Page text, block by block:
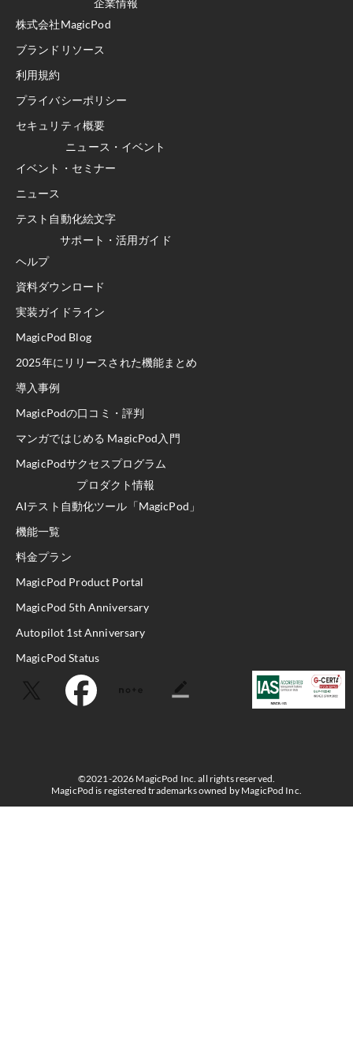
企業情報
株式会社MagicPod
ブランドリソース
利用規約
プライバシーポリシー
セキュリティ概要
ニュース・イベント
イベント・セミナー
ニュース
テスト自動化絵文字
サポート・活用ガイド
ヘルプ
資料ダウンロード
実装ガイドライン
MagicPod Blog
2025年にリリースされた機能まとめ
導入事例
MagicPodの口コミ・評判
マンガではじめる MagicPod入門
MagicPodサクセスプログラム
プロダクト情報
AIテスト自動化ツール「MagicPod」
機能一覧
料金プラン
MagicPod Product Portal
MagicPod 5th Anniversary
Autopilot 1st Anniversary
MagicPod Status
©2021-2026 MagicPod Inc. all rights reserved.
MagicPod is registered trademarks owned by MagicPod Inc.